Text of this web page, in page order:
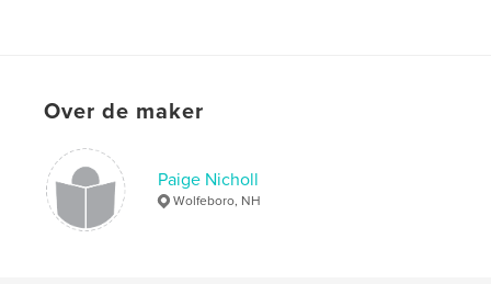
Over de maker
Paige Nicholl
Wolfeboro, NH